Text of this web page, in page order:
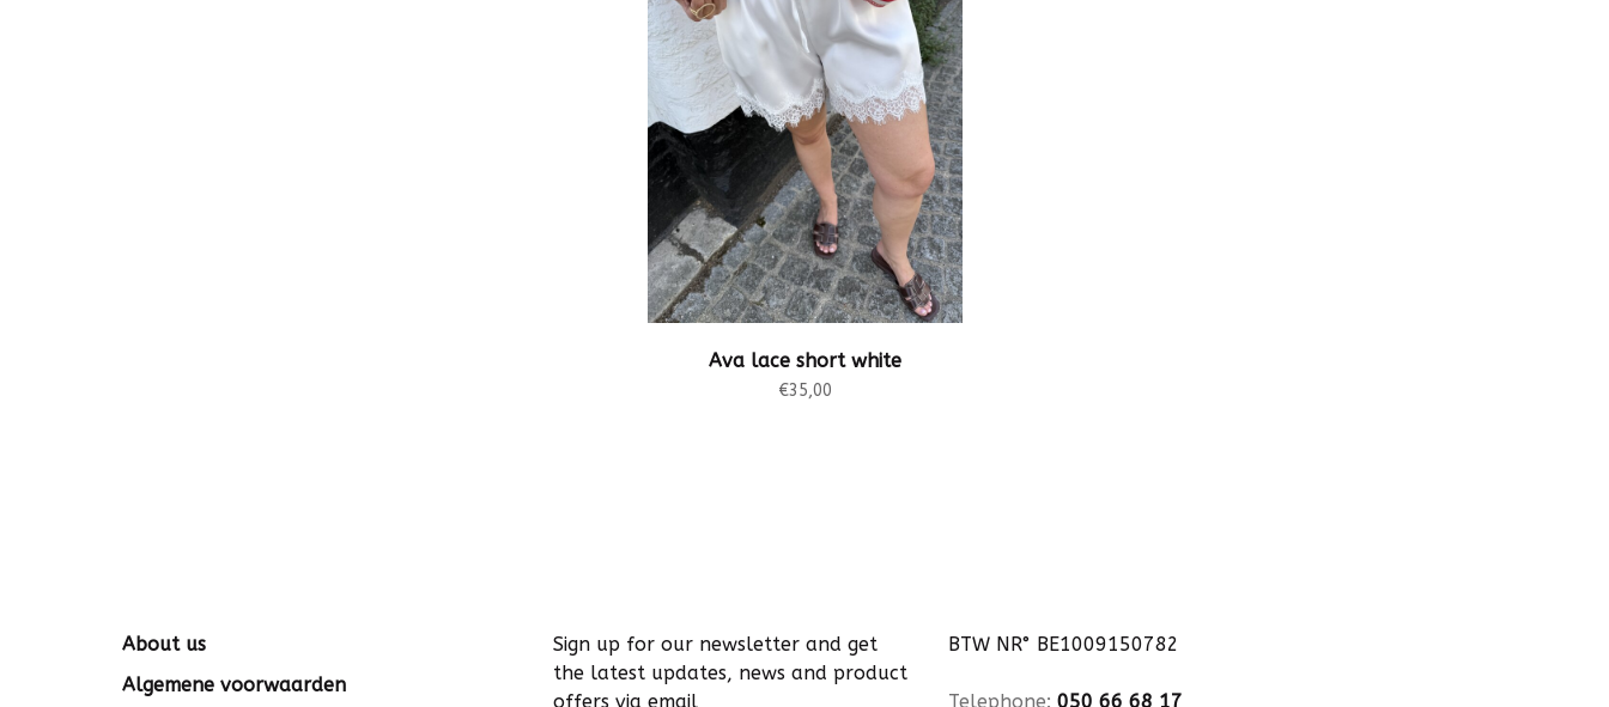
Ava lace short white
€35,00
About us
Algemene voorwaarden
Sign up for our newsletter and get
the latest updates, news and product
offers via email
BTW NR° BE1009150782
Telephone: 050 66 68 17